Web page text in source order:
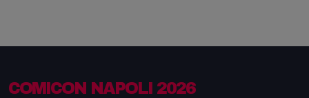
COMICON NAPOLI 2026